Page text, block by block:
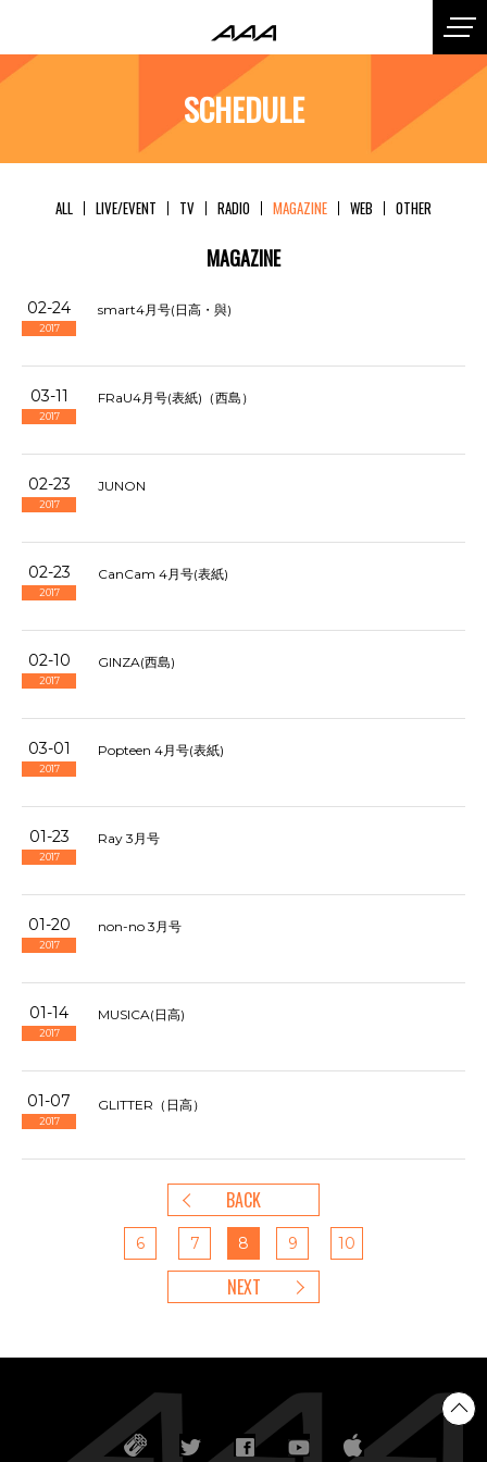
SCHEDULE
ALL LIVE/EVENT TV RADIO MAGAZINE WEB OTHER
MAGAZINE
02-24
2017
smart4月号(日高・與)
03-11
2017
FRaU4月号(表紙)（西島）
02-23
2017
JUNON
02-23
2017
CanCam 4月号(表紙)
02-10
2017
GINZA(西島)
03-01
2017
Popteen 4月号(表紙)
01-23
2017
Ray 3月号
01-20
2017
non-no 3月号
01-14
2017
MUSICA(日高)
01-07
2017
GLITTER（日高）
BACK
6 7 8 9 10
NEXT